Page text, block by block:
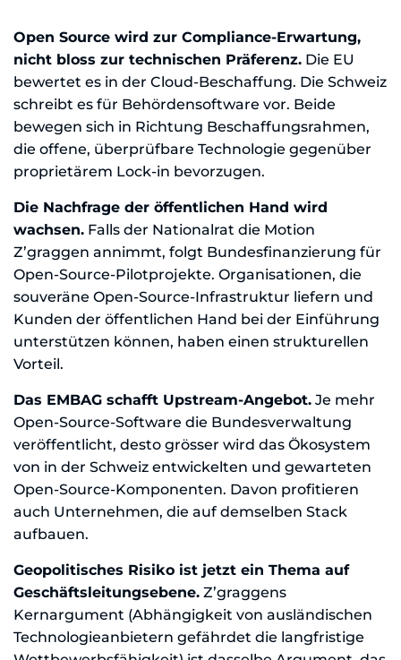
Open Source wird zur Compliance-Erwartung,
nicht bloss zur technischen Präferenz. Die EU
bewertet es in der Cloud-Beschaffung. Die Schweiz
schreibt es für Behördensoftware vor. Beide
bewegen sich in Richtung Beschaffungsrahmen,
die offene, überprüfbare Technologie gegenüber
proprietärem Lock-in bevorzugen.
Die Nachfrage der öffentlichen Hand wird
wachsen. Falls der Nationalrat die Motion
Z’graggen annimmt, folgt Bundesfinanzierung für
Open-Source-Pilotprojekte. Organisationen, die
souveräne Open-Source-Infrastruktur liefern und
Kunden der öffentlichen Hand bei der Einführung
unterstützen können, haben einen strukturellen
Vorteil.
Das EMBAG schafft Upstream-Angebot. Je mehr
Open-Source-Software die Bundesverwaltung
veröffentlicht, desto grösser wird das Ökosystem
von in der Schweiz entwickelten und gewarteten
Open-Source-Komponenten. Davon profitieren
auch Unternehmen, die auf demselben Stack
aufbauen.
Geopolitisches Risiko ist jetzt ein Thema auf
Geschäftsleitungsebene. Z’graggens
Kernargument (Abhängigkeit von ausländischen
Technologieanbietern gefährdet die langfristige